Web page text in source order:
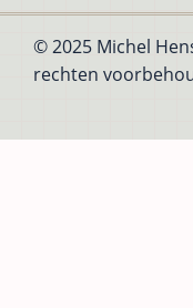
© 2025 Michel
rechten